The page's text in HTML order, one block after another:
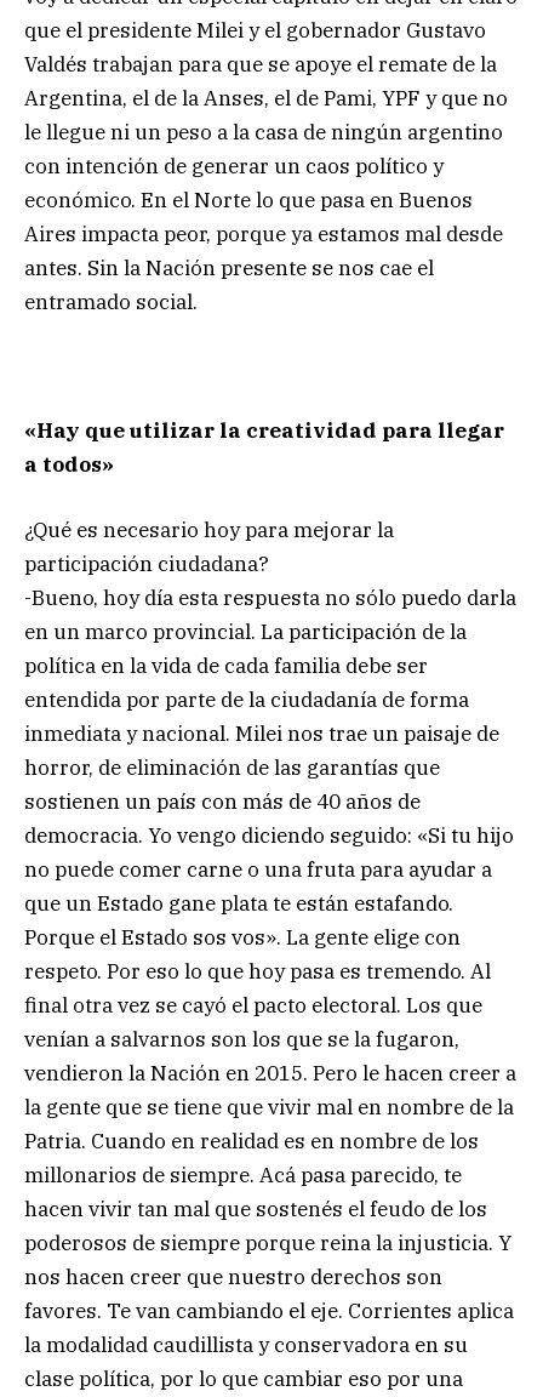
que el presidente Milei y el gobernador Gustavo
Valdés trabajan para que se apoye el remate de la
Argentina, el de la Anses, el de Pami, YPF y que no
le llegue ni un peso a la casa de ningún argentino
con intención de generar un caos político y
económico. En el Norte lo que pasa en Buenos
Aires impacta peor, porque ya estamos mal desde
antes. Sin la Nación presente se nos cae el
entramado social.
«Hay que utilizar la creatividad para llegar
a todos»
¿Qué es necesario hoy para mejorar la
participación ciudadana?
-Bueno, hoy día esta respuesta no sólo puedo darla
en un marco provincial. La participación de la
política en la vida de cada familia debe ser
entendida por parte de la ciudadanía de forma
inmediata y nacional. Milei nos trae un paisaje de
horror, de eliminación de las garantías que
sostienen un país con más de 40 años de
democracia. Yo vengo diciendo seguido: «Si tu hijo
no puede comer carne o una fruta para ayudar a
que un Estado gane plata te están estafando.
Porque el Estado sos vos». La gente elige con
respeto. Por eso lo que hoy pasa es tremendo. Al
final otra vez se cayó el pacto electoral. Los que
venían a salvarnos son los que se la fugaron,
vendieron la Nación en 2015. Pero le hacen creer a
la gente que se tiene que vivir mal en nombre de la
Patria. Cuando en realidad es en nombre de los
millonarios de siempre. Acá pasa parecido, te
hacen vivir tan mal que sostenés el feudo de los
poderosos de siempre porque reina la injusticia. Y
nos hacen creer que nuestro derechos son
favores. Te van cambiando el eje. Corrientes aplica
la modalidad caudillista y conservadora en su
clase política, por lo que cambiar eso por una